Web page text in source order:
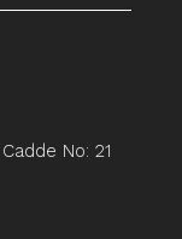
No: 21